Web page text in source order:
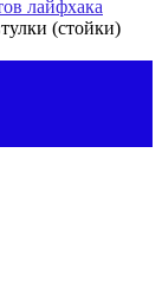
лайфхака
(стойки)